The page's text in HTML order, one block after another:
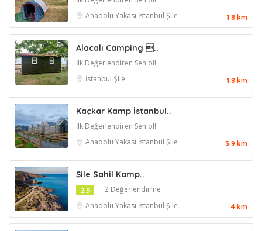
Anadolu Yakası İstanbul Şile 1.8 km
Alacalı Camping ..
İlk Değerlendiren Sen ol!
İstanbul Şile 1.8 km
Kaçkar Kamp İstanbul..
İlk Değerlendiren Sen ol!
Anadolu Yakası İstanbul Şile 3.9 km
Şile Sahil Kamp..
2.9
2 Değerlendirme
Anadolu Yakası İstanbul Şile 4 km